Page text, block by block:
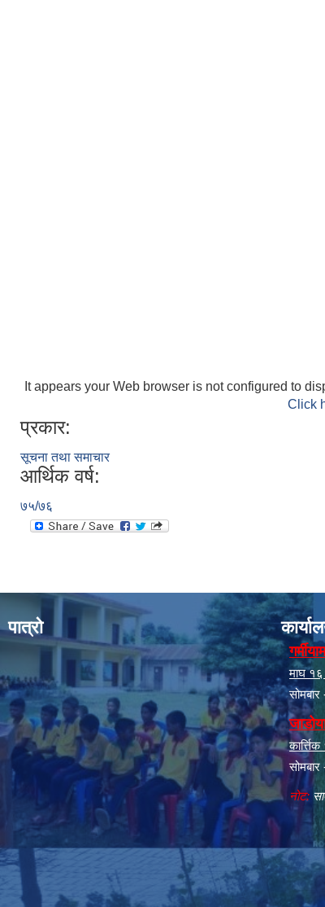
It appears your Web browser is not configured to
Click
प्रकार:
सूचना तथा समाचार
आर्थिक वर्ष:
७५/७६
पात्रो
गर्मीयाम
माघ १६
नोट: